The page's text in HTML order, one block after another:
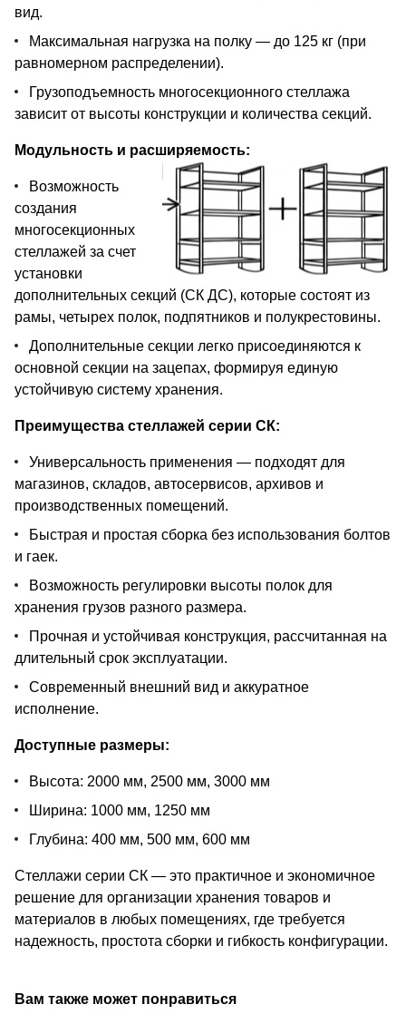
вид.
Максимальная нагрузка на полку — до 125 кг (при
равномерном распределении).
Грузоподъемность многосекционного стеллажа
зависит от высоты конструкции и количества секций.
Модульность и расширяемость:
Возможность
создания
многосекционных
стеллажей за счет
установки
дополнительных секций (СК ДС), которые состоят из
рамы, четырех полок, подпятников и полукрестовины.
Дополнительные секции легко присоединяются к
основной секции на зацепах, формируя единую
устойчивую систему хранения.
Преимущества стеллажей серии СК:
Универсальность применения — подходят для
магазинов, складов, автосервисов, архивов и
производственных помещений.
Быстрая и простая сборка без использования болтов
и гаек.
Возможность регулировки высоты полок для
хранения грузов разного размера.
Прочная и устойчивая конструкция, рассчитанная на
длительный срок эксплуатации.
Современный внешний вид и аккуратное
исполнение.
Доступные размеры:
Высота: 2000 мм, 2500 мм, 3000 мм
Ширина: 1000 мм, 1250 мм
Глубина: 400 мм, 500 мм, 600 мм
Стеллажи серии СК — это практичное и экономичное
решение для организации хранения товаров и
материалов в любых помещениях, где требуется
надежность, простота сборки и гибкость конфигурации.
Вам также может понравиться